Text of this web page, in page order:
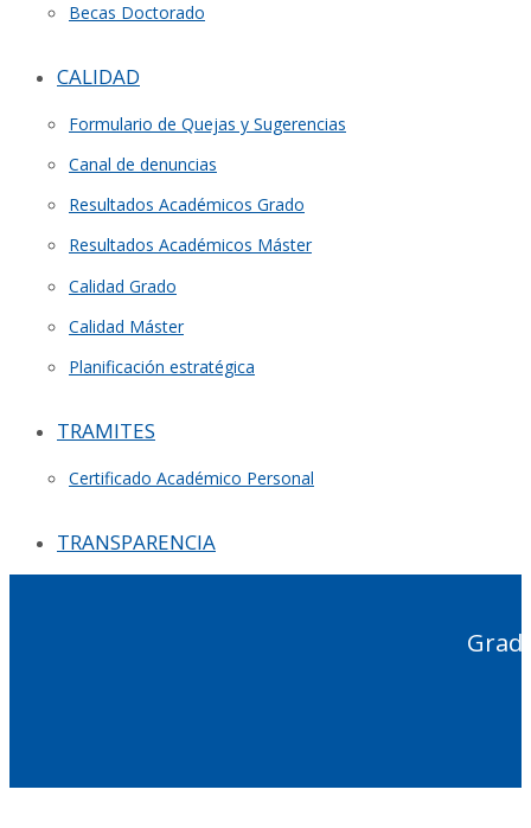
Becas Doctorado
CALIDAD
Formulario de Quejas y Sugerencias
Canal de denuncias
Resultados Académicos Grado
Resultados Académicos Máster
Calidad Grado
Calidad Máster
Planificación estratégica
TRAMITES
Certificado Académico Personal
TRANSPARENCIA